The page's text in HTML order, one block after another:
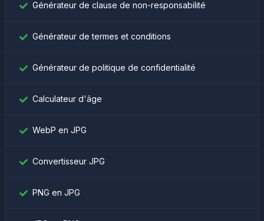
Générateur de clause de non-responsabilité
Générateur de termes et conditions
Générateur de politique de confidentialité
Calculateur d'âge
WebP en JPG
Convertisseur JPG
PNG en JPG